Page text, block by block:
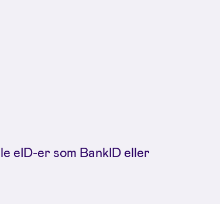
eID-er som BankID eller